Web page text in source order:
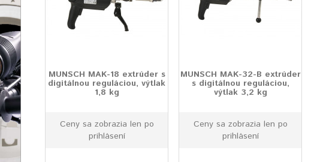
MUNSCH MAK-18 extrúder s
digitálnou reguláciou, výtlak
1,8 kg
Ceny sa zobrazia len po
prihlásení
MUNSCH MAK-32-B extrúder
s digitálnou reguláciou,
výtlak 3,2 kg
Ceny sa zobrazia len po
prihlásení